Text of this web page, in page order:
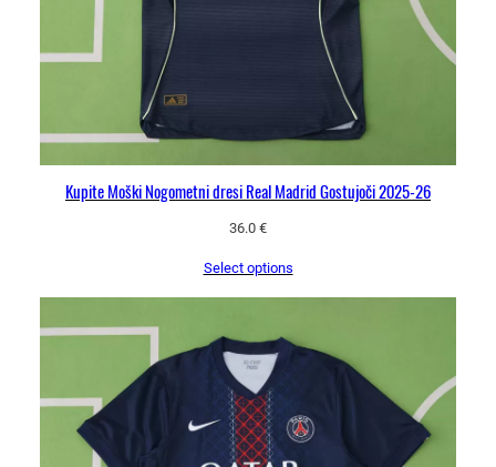
Kupite Moški Nogometni dresi Real Madrid Gostujoči 2025-26
36.0 €
Select options